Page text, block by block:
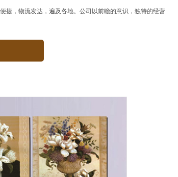
捷，物流发达，遍及各地。公司以前瞻的意识，独特的经营